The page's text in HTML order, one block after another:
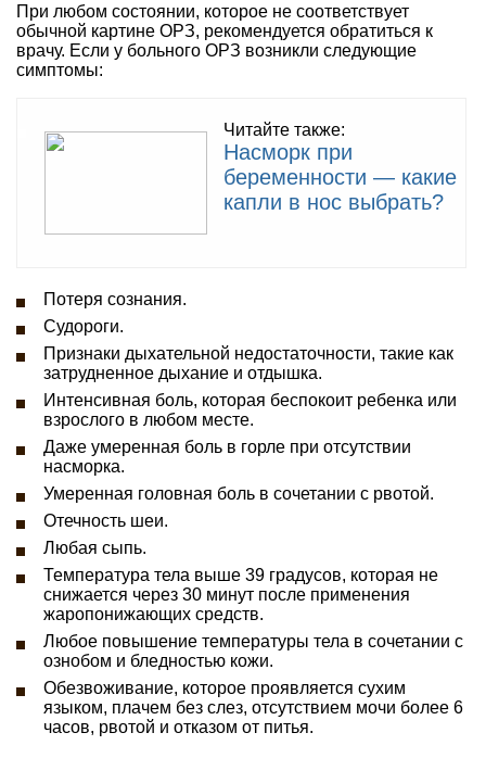
При любом состоянии, которое не соответствует
обычной картине ОРЗ, рекомендуется обратиться к
врачу. Если у больного ОРЗ возникли следующие
симптомы:
Читайте также:
Насморк при
беременности — какие
капли в нос выбрать?
Потеря сознания.
Судороги.
Признаки дыхательной недостаточности, такие как
затрудненное дыхание и отдышка.
Интенсивная боль, которая беспокоит ребенка или
взрослого в любом месте.
Даже умеренная боль в горле при отсутствии
насморка.
Умеренная головная боль в сочетании с рвотой.
Отечность шеи.
Любая сыпь.
Температура тела выше 39 градусов, которая не
снижается через 30 минут после применения
жаропонижающих средств.
Любое повышение температуры тела в сочетании с
ознобом и бледностью кожи.
Обезвоживание, которое проявляется сухим
языком, плачем без слез, отсутствием мочи более 6
часов, рвотой и отказом от питья.